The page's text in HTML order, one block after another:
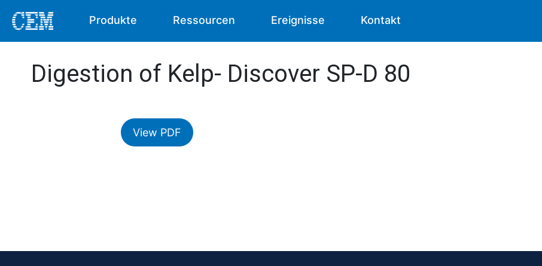
Produkte Ressourcen Ereignisse Kontakt
Digestion of Kelp- Discover SP-D 80
View PDF